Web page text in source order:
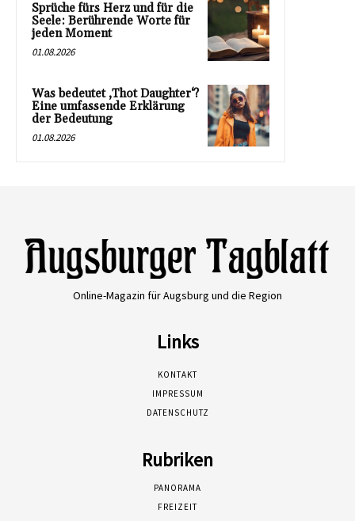
Sprüche fürs Herz und für die
Seele: Berührende Worte für
jeden Moment
01.08.2026
Was bedeutet ‚Thot Daughter‘?
Eine umfassende Erklärung
der Bedeutung
01.08.2026
Online-Magazin für Augsburg und die Region
Links
KONTAKT
IMPRESSUM
DATENSCHUTZ
Rubriken
PANORAMA
FREIZEIT